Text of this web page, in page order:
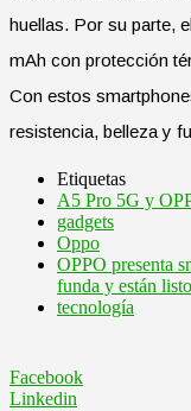
huellas. Por su parte,
mAh con protección
Con estos
resistencia, belleza y
Etiquetas
A5 Pro 5G y
gadgets
Oppo
OPPO presenta
funda y están
tecnología
Facebook
Linkedin